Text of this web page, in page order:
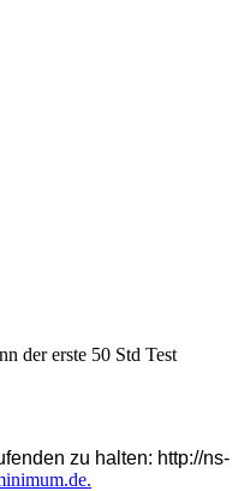
der erste 50 Std Test
zu halten: http://ns-